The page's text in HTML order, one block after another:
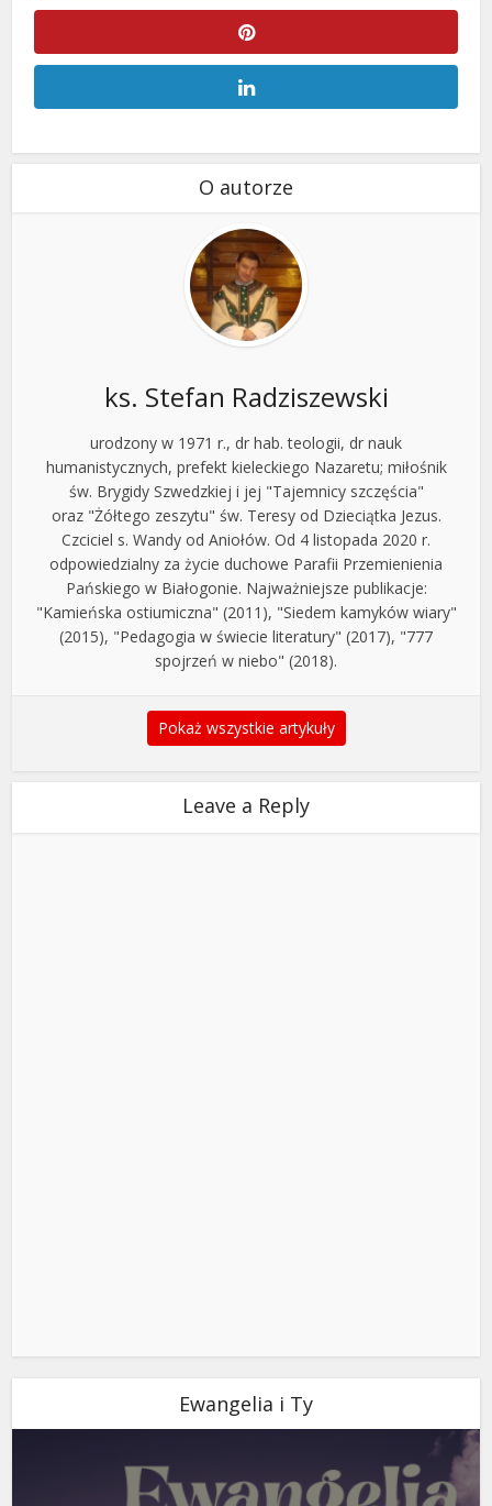
O autorze
ks. Stefan Radziszewski
urodzony w 1971 r., dr hab. teologii, dr nauk
humanistycznych, prefekt kieleckiego Nazaretu; miłośnik
św. Brygidy Szwedzkiej i jej "Tajemnicy szczęścia"
oraz "Żółtego zeszytu" św. Teresy od Dzieciątka Jezus.
Czciciel s. Wandy od Aniołów. Od 4 listopada 2020 r.
odpowiedzialny za życie duchowe Parafii Przemienienia
Pańskiego w Białogonie. Najważniejsze publikacje:
"Kamieńska ostiumiczna" (2011), "Siedem kamyków wiary"
(2015), "Pedagogia w świecie literatury" (2017), "777
spojrzeń w niebo" (2018).
Pokaż wszystkie artykuły
Leave a Reply
Ewangelia i Ty